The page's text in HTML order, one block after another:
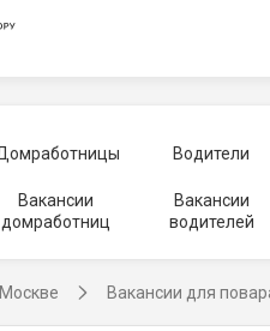
Водители
Вакансии
домработниц
Вакансии
водителей
Вакансии для